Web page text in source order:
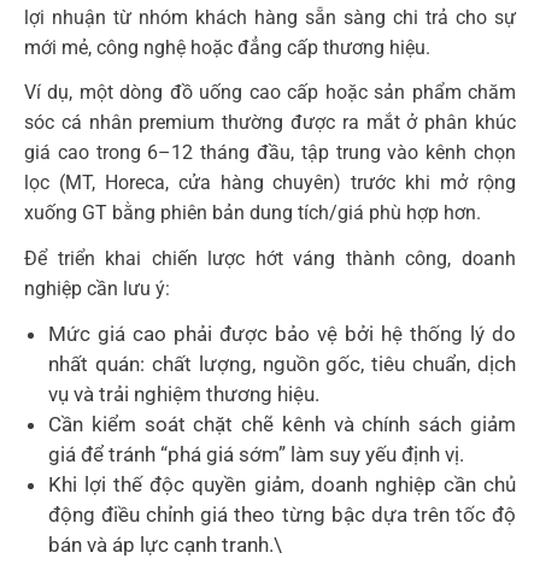
lợi nhuận từ nhóm khách hàng sẵn sàng chi trả cho sự
mới mẻ, công nghệ hoặc đẳng cấp thương hiệu.
Ví dụ, một dòng đồ uống cao cấp hoặc sản phẩm chăm
sóc cá nhân premium thường được ra mắt ở phân khúc
giá cao trong 6–12 tháng đầu, tập trung vào kênh chọn
lọc (MT, Horeca, cửa hàng chuyên) trước khi mở rộng
xuống GT bằng phiên bản dung tích/giá phù hợp hơn.
Để triển khai chiến lược hớt váng thành công, doanh
nghiệp cần lưu ý:
Mức giá cao phải được bảo vệ bởi hệ thống lý do
nhất quán: chất lượng, nguồn gốc, tiêu chuẩn, dịch
vụ và trải nghiệm thương hiệu.
Cần kiểm soát chặt chẽ kênh và chính sách giảm
giá để tránh “phá giá sớm” làm suy yếu định vị.
Khi lợi thế độc quyền giảm, doanh nghiệp cần chủ
động điều chỉnh giá theo từng bậc dựa trên tốc độ
bán và áp lực cạnh tranh.\